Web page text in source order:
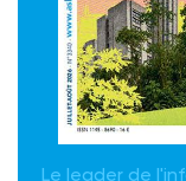
Le leader de